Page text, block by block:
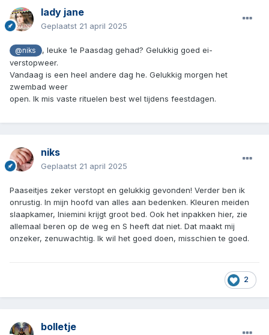
lady jane
Geplaatst 21 april 2025
@niks
, leuke 1e Paasdag gehad? Gelukkig goed ei-
verstopweer.
Vandaag is een heel andere dag he. Gelukkig morgen het
zwembad weer
open. Ik mis vaste rituelen best wel tijdens feestdagen.
niks
Geplaatst 21 april 2025
Paaseitjes zeker verstopt en gelukkig gevonden! Verder ben ik
onrustig. In mijn hoofd van alles aan bedenken. Kleuren meiden
slaapkamer, Iniemini krijgt groot bed. Ook het inpakken hier, zie
allemaal beren op de weg en S heeft dat niet. Dat maakt mij
onzeker, zenuwachtig. Ik wil het goed doen, misschien te goed.
2
bolletje